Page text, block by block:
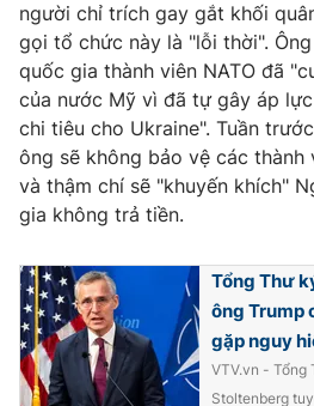
VTV Money VTV
VTV Sức khoẻ Bất
Thị trường 24h Tấm
VTV9 VTV8
Liên hệ tòa soạn
người chỉ trích gay gắt khối
gọi tổ chức này là "lỗi thời".
quốc gia thành viên NATO đã
của nước Mỹ vì đã tự gây áp
chi tiêu cho Ukraine". Tuần
ông sẽ không bảo vệ các thành
và thậm chí sẽ "khuyến khích"
gia không trả tiền.
Tổng Thư
ông Trump
gặp nguy
VTV.vn - Tổng
Stoltenberg